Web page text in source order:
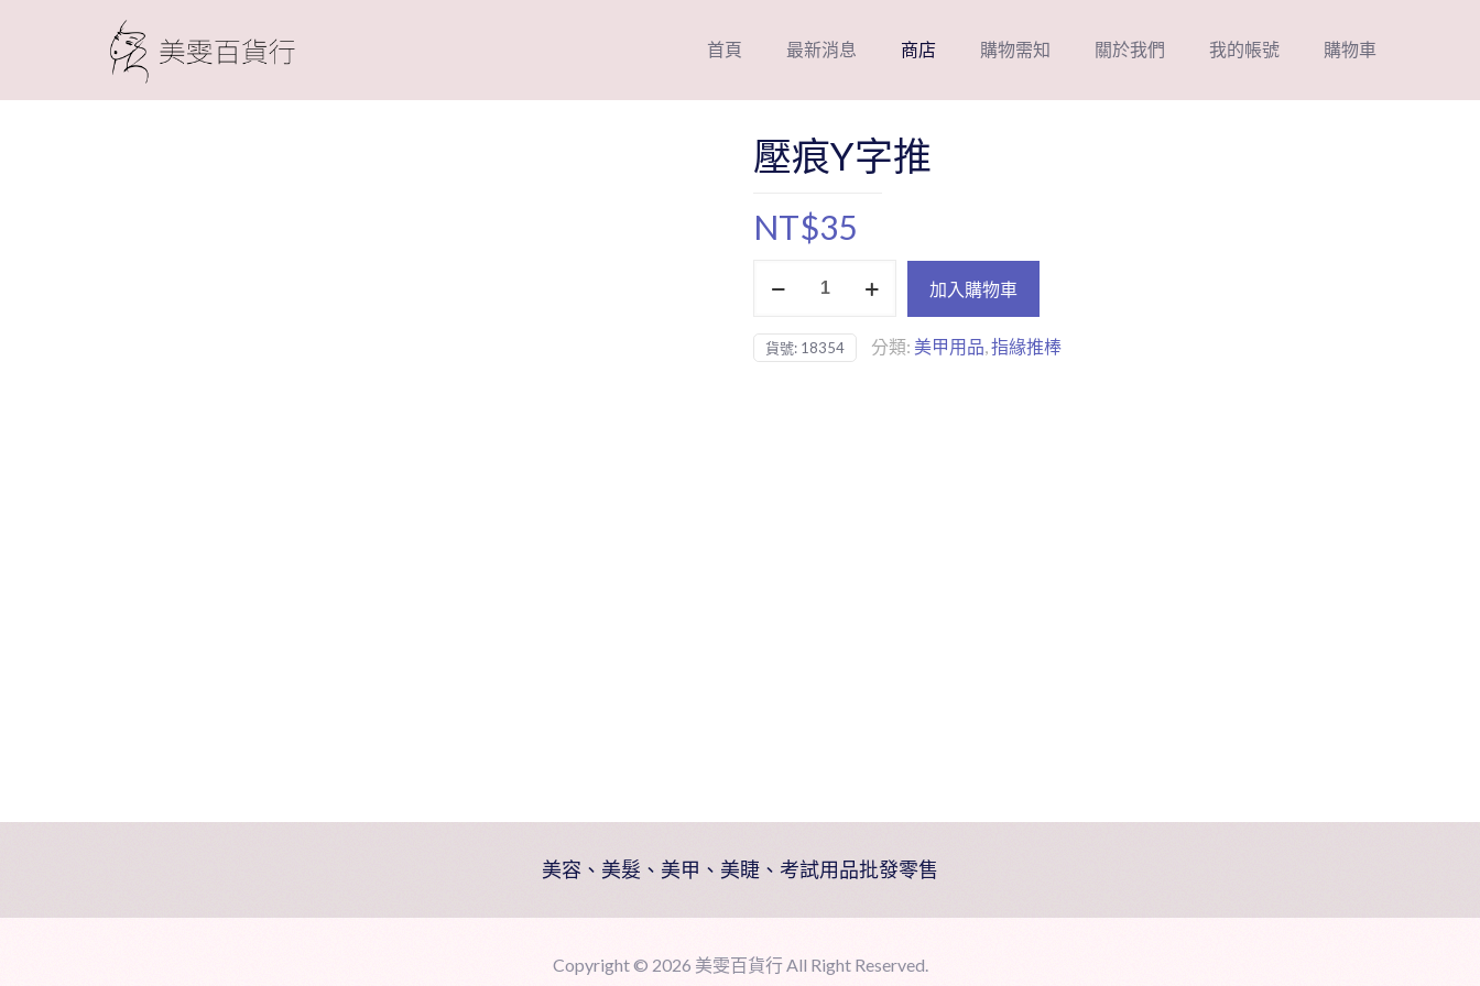
首頁 最新消息 商店 購物需知 關於我們 我的帳號 購物車
壓痕Y字推
NT$35
字
加入購物車
貨號: 18354 分類: 美甲用品,指緣推棒
美容、美髮、美甲、美睫、考試用品批發零售
Copyright © 2026 美雯百貨行 All Right Reserved.